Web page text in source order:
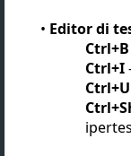
Editor di
Ctrl+B
Ctrl+I
Ctrl+U